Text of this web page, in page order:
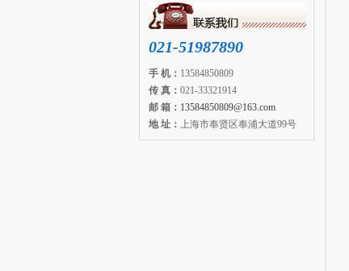
021-51987890
手 机： 13584850809
传 真： 021-33321914
邮 箱： 13584850809@163.com
地 址： 上海市奉贤区奉浦大道99号